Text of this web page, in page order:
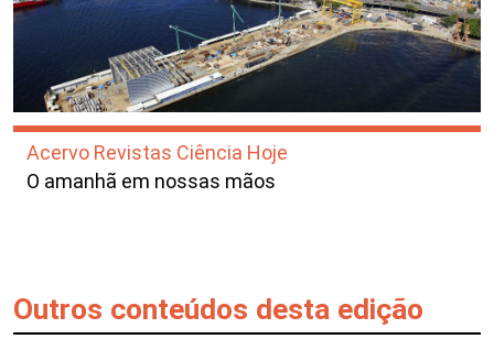
Acervo Revistas Ciência Hoje
O amanhã em nossas mãos
Outros conteúdos desta edição